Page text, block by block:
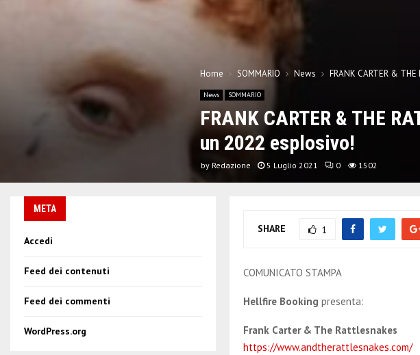
Home SOMMARIO News FRANK CARTER &
News SOMMARIO
FRANK CARTER & THE
un 2022 esplosivo!
by Redazione 5 Luglio 2021 0 1502
SHARE 1
COMUNICATO STAMPA
Hellfire Booking presenta:
Frank Carter & The Rattlesnakes
https://www.andtherattlesnakes.com/
META
Accedi
Feed dei contenuti
Feed dei commenti
WordPress.org